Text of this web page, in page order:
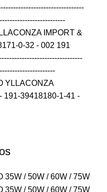
IMPORT &
0-32 - 002 191
YLLACONZA
191-39418180-1-41 -